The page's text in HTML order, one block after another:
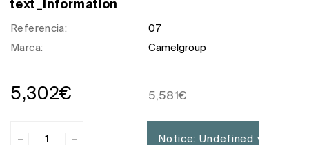
text_information
Referencia:
07
Marca:
Camelgroup
5,302€ 5,581€
Notice: Undefined variable: